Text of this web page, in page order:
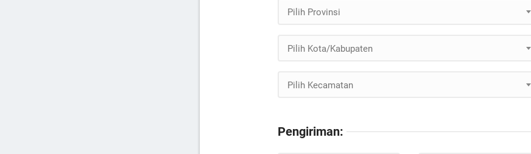
Pilih Provinsi
Pilih Kota/Kabupaten
Pilih Kecamatan
Pengiriman: